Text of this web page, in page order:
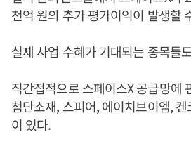
천억 원의 추가 평가이익이 발생할
실제 사업 수혜가 기대되는 종목들
직간접적으로 스페이스X 공급망에
첨단소재, 스피어, 에이치브이엠,
이 있다.